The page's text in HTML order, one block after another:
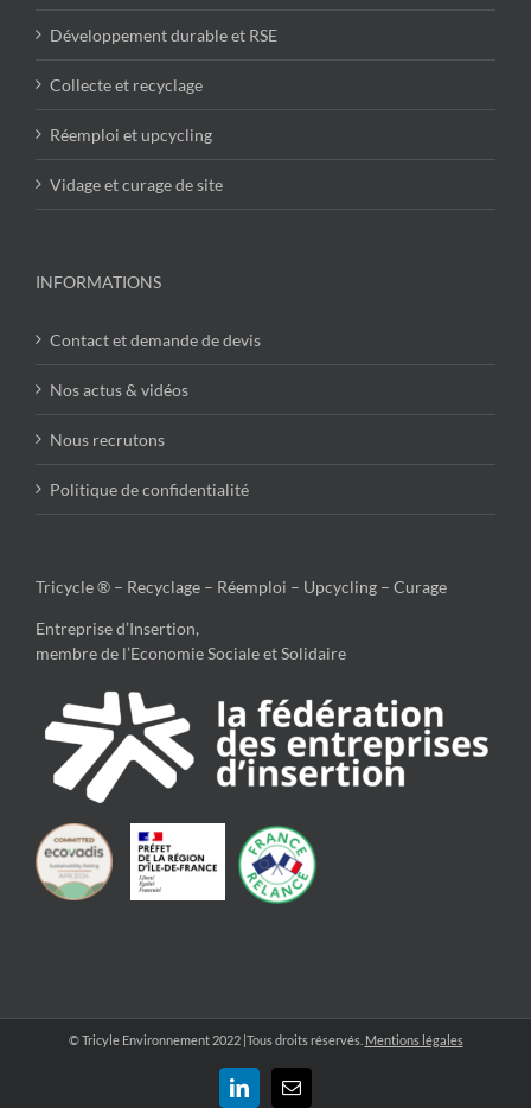
Développement durable et RSE
Collecte et recyclage
Réemploi et upcycling
Vidage et curage de site
INFORMATIONS
Contact et demande de devis
Nos actus & vidéos
Nous recrutons
Politique de confidentialité
Tricycle ® – Recyclage – Réemploi – Upcycling – Curage
Entreprise d’Insertion,
membre de l’Economie Sociale et Solidaire
© Tricyle Environnement 2022 |Tous droits réservés. Mentions légales
LinkedInEmail